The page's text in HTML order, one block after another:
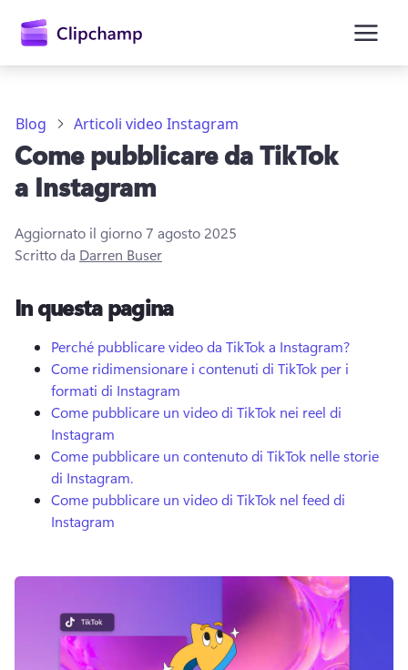
principale
Provalo gratuitamente
Blog Articoli video Instagram
Come pubblicare da TikTok
a Instagram
Aggiornato il giorno7 agosto 2025
Scritto da Darren Buser
In questa pagina
Perché pubblicare video da TikTok a Instagram?
Come ridimensionare i contenuti di TikTok per i
formati di Instagram
Come pubblicare un video di TikTok nei reel di
Instagram
Come pubblicare un contenuto di TikTok nelle storie
di Instagram.
Come pubblicare un video di TikTok nel feed di
Instagram